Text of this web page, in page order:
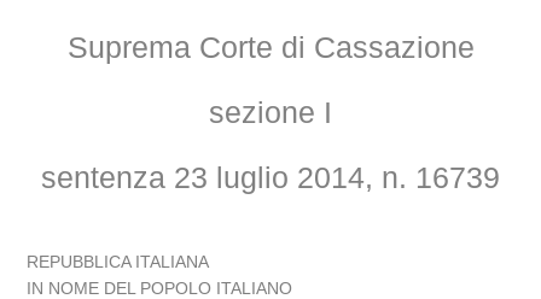
Suprema Corte di Cassazione
sezione I
sentenza 23 luglio 2014, n. 16739
REPUBBLICA ITALIANA
IN NOME DEL POPOLO ITALIANO